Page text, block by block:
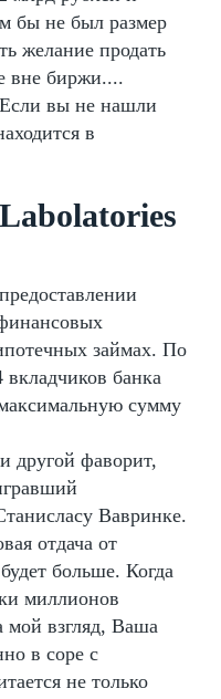
бы не был размер
желание продать
вне биржи....
вы не нашли
в
займах. По
банка
сумму
другой фаворит,
Вавринке.
отдача от
больше. Когда
миллионов
мой взгляд, Ваша
в соре с
не только